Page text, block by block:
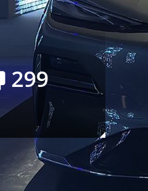
299
GAC S7:
нет? Семь
на полигоне